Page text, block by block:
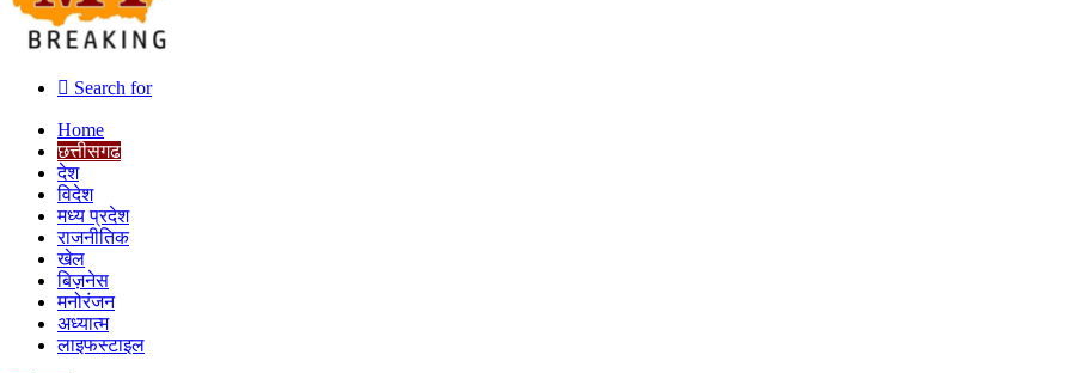
Search for
Home
छत्तीसगढ
देश
विदेश
मध्य प्रदेश
राजनीतिक
खेल
बिज़नेस
मनोरंजन
अध्यात्म
लाइफस्टाइल